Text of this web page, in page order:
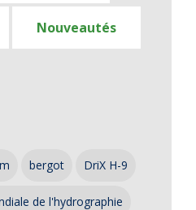
Nouveautés
bergot DriX H-9
de l'hydrographie